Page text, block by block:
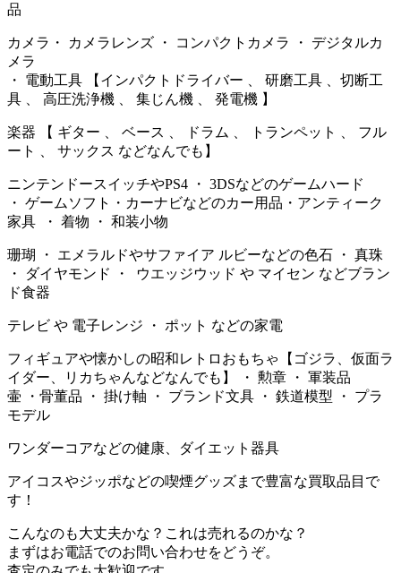
品
カメラ・ カメラレンズ ・ コンパクトカメラ ・ デジタルカ
メラ
・ 電動工具 【インパクトドライバー 、 研磨工具 、切断工
具 、 高圧洗浄機 、 集じん機 、 発電機 】
楽器 【 ギター 、 ベース 、 ドラム 、 トランペット 、 フル
ート 、 サックス などなんでも】
ニンテンドースイッチやPS4 ・ 3DSなどのゲームハード
・ ゲームソフト・カーナビなどのカー用品・アンティーク
家具 ・ 着物 ・ 和装小物
珊瑚 ・ エメラルドやサファイア ルビーなどの色石 ・ 真珠
・ ダイヤモンド ・ ウエッジウッド や マイセン などブラン
ド食器
テレビ や 電子レンジ ・ ポット などの家電
フィギュアや懐かしの昭和レトロおもちゃ【ゴジラ、仮面ラ
イダー、リカちゃんなどなんでも】 ・ 勲章 ・ 軍装品
壷 ・骨董品 ・ 掛け軸 ・ ブランド文具 ・ 鉄道模型 ・ プラ
モデル
ワンダーコアなどの健康、ダイエット器具
アイコスやジッポなどの喫煙グッズまで豊富な買取品目で
す！
こんなのも大丈夫かな？これは売れるのかな？
まずはお電話でのお問い合わせをどうぞ。